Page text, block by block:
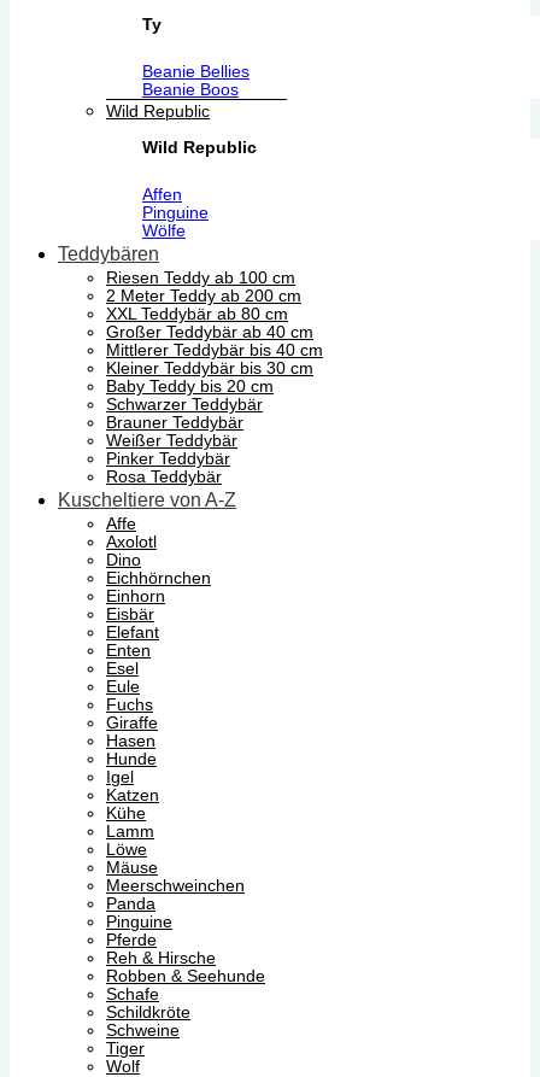
Ty
Beanie Bellies
Beanie Boos
Wild Republic
Wild Republic
Affen
Pinguine
Wölfe
Teddybären
Riesen Teddy ab 100 cm
2 Meter Teddy ab 200 cm
XXL Teddybär ab 80 cm
Großer Teddybär ab 40 cm
Mittlerer Teddybär bis 40 cm
Kleiner Teddybär bis 30 cm
Baby Teddy bis 20 cm
Schwarzer Teddybär
Brauner Teddybär
Weißer Teddybär
Pinker Teddybär
Rosa Teddybär
Kuscheltiere von A-Z
Affe
Axolotl
Dino
Eichhörnchen
Einhorn
Eisbär
Elefant
Enten
Esel
Eule
Fuchs
Giraffe
Hasen
Hunde
Igel
Katzen
Kühe
Lamm
Löwe
Mäuse
Meerschweinchen
Panda
Pinguine
Pferde
Reh & Hirsche
Robben & Seehunde
Schafe
Schildkröte
Schweine
Tiger
Wolf